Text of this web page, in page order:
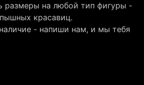
размеры на любой тип фигуры -
красавиц.
- напиши нам, и мы тебя